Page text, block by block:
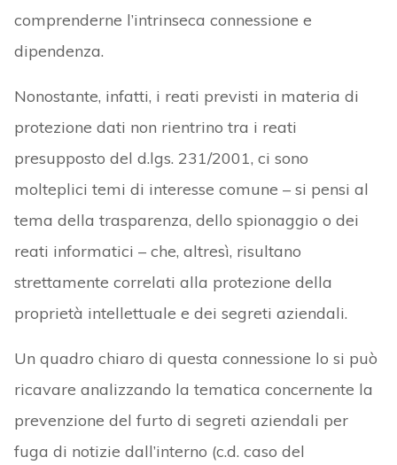
comprenderne l’intrinseca connessione e
dipendenza.
Nonostante, infatti, i reati previsti in materia di
protezione dati non rientrino tra i reati
presupposto del d.lgs. 231/2001, ci sono
molteplici temi di interesse comune – si pensi al
tema della trasparenza, dello spionaggio o dei
reati informatici – che, altresì, risultano
strettamente correlati alla protezione della
proprietà intellettuale e dei segreti aziendali.
Un quadro chiaro di questa connessione lo si può
ricavare analizzando la tematica concernente la
prevenzione del furto di segreti aziendali per
fuga di notizie dall’interno (c.d. caso del